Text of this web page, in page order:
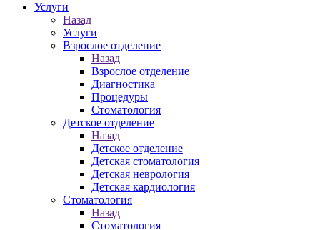
Услуги
Назад
Услуги
Взрослое отделение
Назад
Взрослое отделение
Диагностика
Процедуры
Стоматология
Детское отделение
Назад
Детское отделение
Детская стоматология
Детская неврология
Детская кардиология
Стоматология
Назад
Стоматология